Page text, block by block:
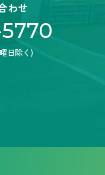
わせ
日除く)